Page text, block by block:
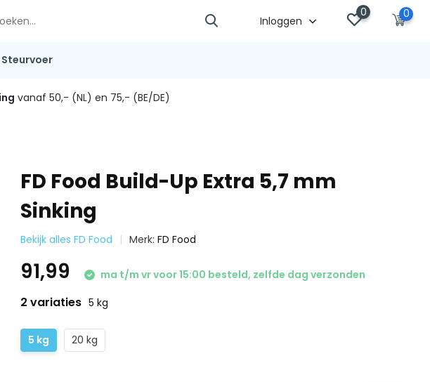
Inloggen
0 0
Steurvoer
vanaf 50,- (NL) en 75,- (BE/DE)
FD Food Build-Up Extra 5,7 mm
Sinking
Bekijk alles FD Food Merk:FD Food
91,99 ma t/m vr voor 15:00 besteld, zelfde dag verzonden
2 variaties 5 kg
5 kg 20 kg